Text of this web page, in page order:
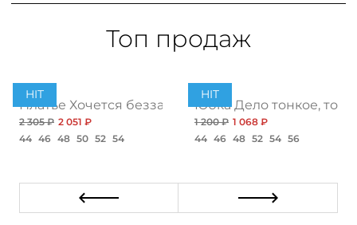
Топ продаж
HIT
Платье Хочется беззаботности, топ
2 305 ₽ 2 051 ₽
44 46 48 50 52 54
HIT
Юбка Дело тонкое, топ
1 200 ₽ 1 068 ₽
44 46 48 52 54 56